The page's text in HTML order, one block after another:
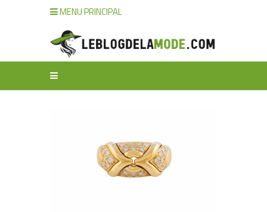
MENU PRINCIPAL